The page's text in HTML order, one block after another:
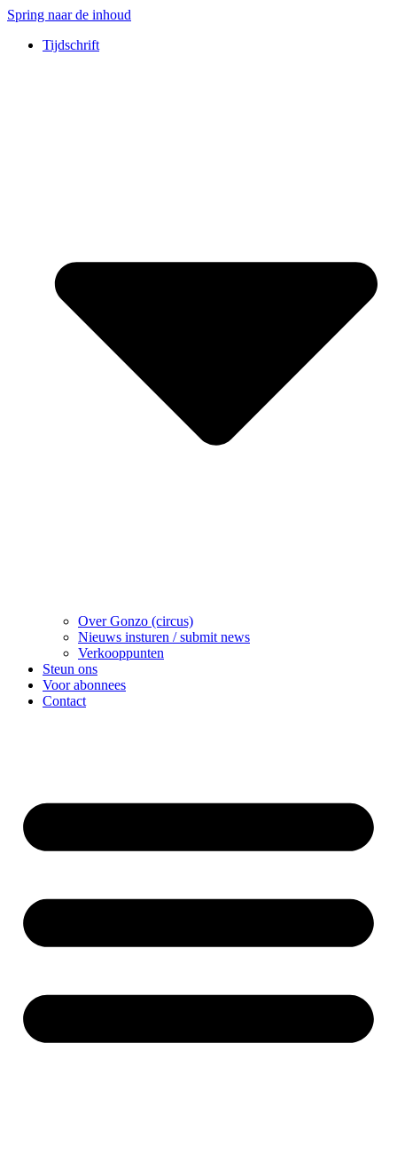
Spring naar de inhoud
Tijdschrift
Over Gonzo (circus)
Nieuws insturen / submit news
Verkooppunten
Steun ons
Voor abonnees
Contact